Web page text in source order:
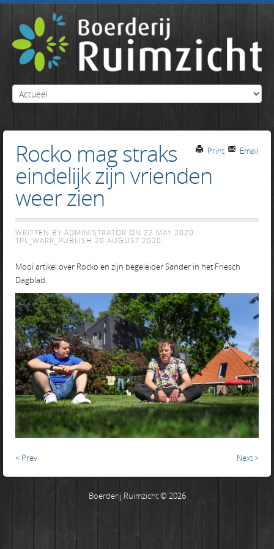
Email
Print
Rocko mag straks
eindelijk zijn vrienden
weer zien
WRITTEN BY ADMINISTRATOR ON 22 MAY 2020
TPL_WARP_PUBLISH 20 AUGUST 2020.
Mooi artikel over Rocko en zijn begeleider Sander in het Friesch
Dagblad.
< Prev Next >
Boerderij Ruimzicht © 2026